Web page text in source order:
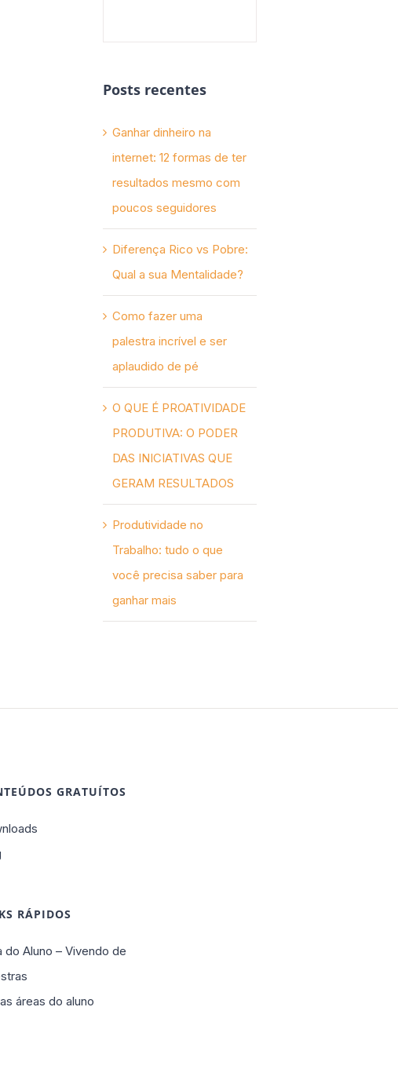
Posts recentes
Ganhar dinheiro na
internet: 12 formas de ter
resultados mesmo com
poucos seguidores
Diferença Rico vs Pobre:
Qual a sua Mentalidade?
Como fazer uma
palestra incrível e ser
aplaudido de pé
O QUE É PROATIVIDADE
PRODUTIVA: O PODER
DAS INICIATIVAS QUE
GERAM RESULTADOS
Produtividade no
Trabalho: tudo o que
você precisa saber para
ganhar mais
GRATUÍTOS
RÁPIDOS
do Aluno – Vivendo de
áreas do aluno